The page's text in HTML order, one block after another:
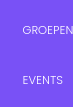
GROEPEN
EVENTS